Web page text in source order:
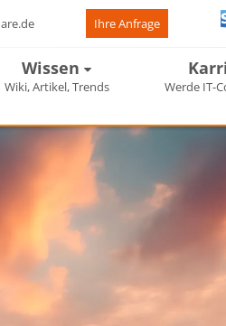
Ihre Anfrage
Wissen
Wiki, Artikel, Trends Werde IT-